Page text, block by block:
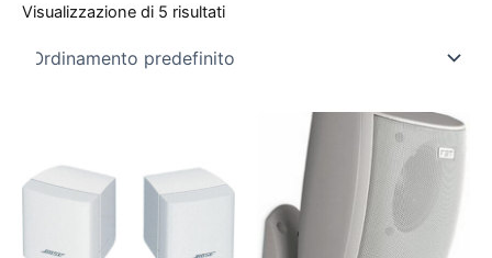
Visualizzazione di 5 risultati